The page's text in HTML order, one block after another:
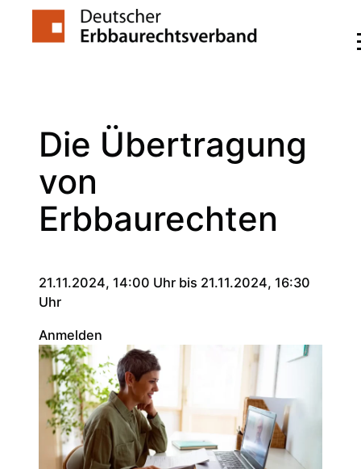
Zum
Die Übertragung
von
Erbbaurechten
21.11.2024, 14:00 Uhr bis 21.11.2024, 16:30
Uhr
Anmelden